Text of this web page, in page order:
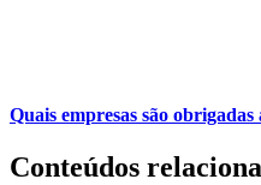
Quais empresas são
Conteúdos